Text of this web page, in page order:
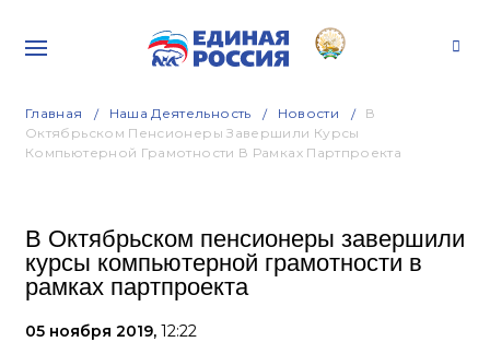
Главная Наша Деятельность Новости
В
Октябрьском Пенсионеры Завершили Курсы
Компьютерной Грамотности В Рамках Партпроекта
В Октябрьском пенсионеры завершили
курсы компьютерной грамотности в
рамках партпроекта
05 ноября 2019, 12:22